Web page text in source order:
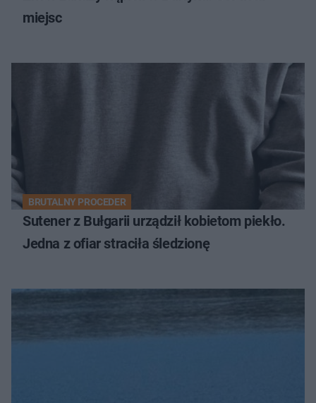
miejsc
BRUTALNY PROCEDER
Sutener z Bułgarii urządził kobietom piekło.
Jedna z ofiar straciła śledzionę